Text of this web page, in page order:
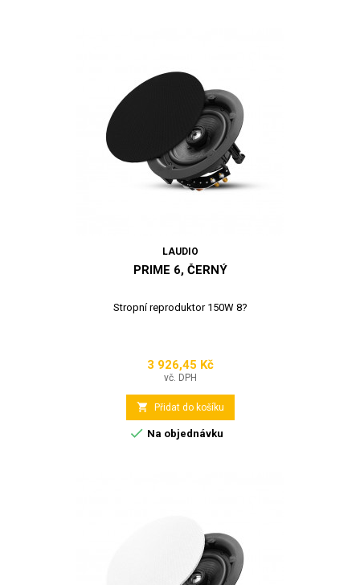
LAUDIO
PRIME 6, ČERNÝ
Stropní reproduktor 150W 8?
Cena
3 926,45 Kč
vč. DPH
 Přidat do košíku
 Na objednávku